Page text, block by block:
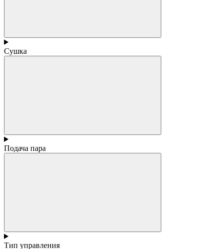
Сушка
Подача пара
Тип управления